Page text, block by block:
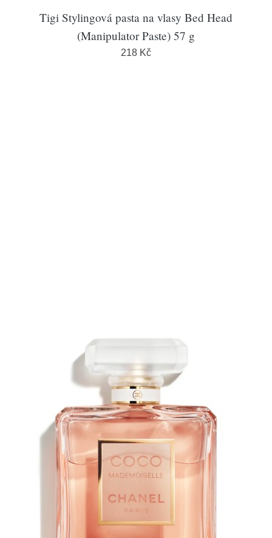
Tigi Stylingová pasta na vlasy Bed Head
(Manipulator Paste) 57 g
218 Kč